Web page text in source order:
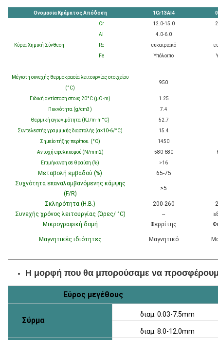
Ονομασία Κράματος Απόδοση 1Cr13Al4
Κύρια Χημική Σύνθεση
Cr 12.0-15.0
Al
4.0-6.0
Re
ευκαιριακό
Fe
Υπόλοιπο
Μέγιστη συνεχής θερμοκρασία λειτουργίας στοιχείου
(°C)
950
Ειδική αντίσταση στους 20°C (μΩ·m)
1.25
Πυκνότητα (g/cm3)
7.4
Θερμική αγωγιμότητα (KJ/m·h·°C)
52.7
Συντελεστής γραμμικής διαστολής (α×10-6/°C)
15.4
Σημείο τήξης περίπου. (°C)
1450
Αντοχή εφελκυσμού (N/mm2)
580-680
Επιμήκυνση σε θραύση (%)
>16
Μεταβολή εμβαδού (%)
65-75
Συχνότητα επαναλαμβανόμενης κάμψης
(F/R)
>5
Σκληρότητα (H.B.) 200-260
Συνεχής χρόνος λειτουργίας (Ώρες/ °C)
--
Μικρογραφική δομή
Φερρίτης
Μαγνητικές ιδιότητες Μαγνητικό
Η μορφή που θα μπορούσαμε να
Εύρος μεγέθους
Σύρμα
διαμ. 0.03-7.5mm
διαμ. 8.0-12.0mm